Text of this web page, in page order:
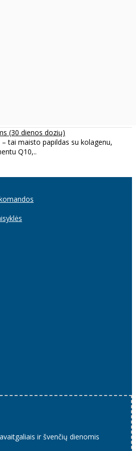
(30 dienos dozių)
tai maisto papildas su kolagenu,
Q10,..
ir švenčių dienomis